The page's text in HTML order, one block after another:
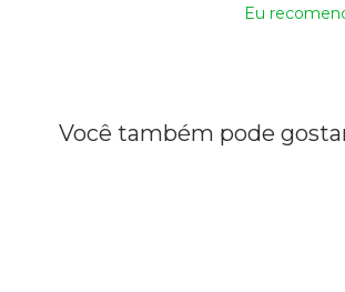
Eu
Você também pode